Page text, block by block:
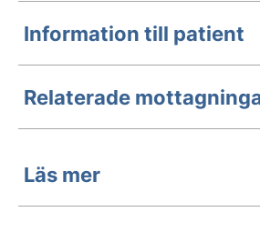
Information till patient
Relaterade
Läs mer